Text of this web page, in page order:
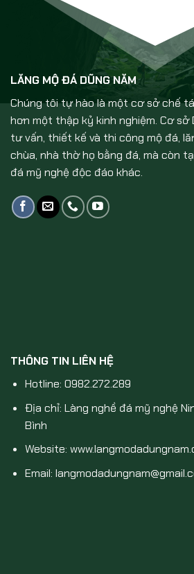
LĂNG MỘ ĐÁ DŨNG NĂM
Chúng tôi tự hào là một cơ sở chế
hơn một thập kỷ kinh nghiệm. Cơ sở
tư vấn, thiết kế và thi công mộ đá,
chùa, nhà thờ họ bằng đá, mà còn
đá mỹ nghệ độc đáo khác.
THÔNG TIN LIÊN HỆ
Hotline: 0982.272.289
Địa chỉ: Làng nghề đá mỹ nghệ
Bình
Website:
Email: